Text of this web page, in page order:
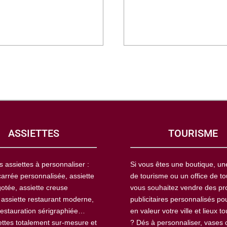
ASSIETTES
assiettes à personnaliser :
personnalisée, assiette
assiette creuse
restaurant moderne,
sérigraphiée…
totalement sur-mesure et
TOURISME
Si vous êtes une boutique,
de tourisme ou un office de
vous souhaitez vendre des
publicitaires personnalisés
en valeur votre ville et lieux
? Dés à personnaliser, vases